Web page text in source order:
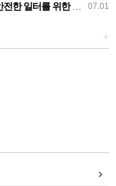
07.01
본부 폭염감시단 선포 기자회견
+